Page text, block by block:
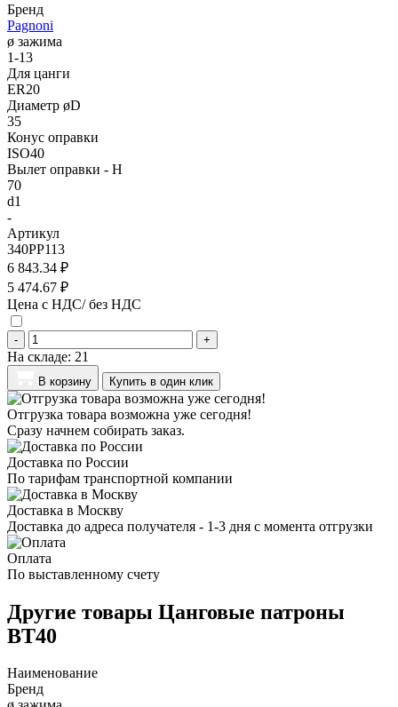
Бренд
Pagnoni
ø зажима
1-13
Для цанги
ER20
Диаметр øD
35
Конус оправки
ISO40
Вылет оправки - H
70
d1
-
Артикул
340PP113
6 843.34 ₽
5 474.67 ₽
Цена с НДС/ без НДС
- +
На складе: 21
В корзину Купить в один клик
Отгрузка товара возможна уже сегодня!
Сразу начнем собирать заказ.
Доставка по России
По тарифам транспортной компании
Доставка в Москву
Доставка до адреса получателя - 1-3 дня с момента отгрузки
Оплата
По выставленному счету
Другие товары Цанговые патроны
BT40
Наименование
Бренд